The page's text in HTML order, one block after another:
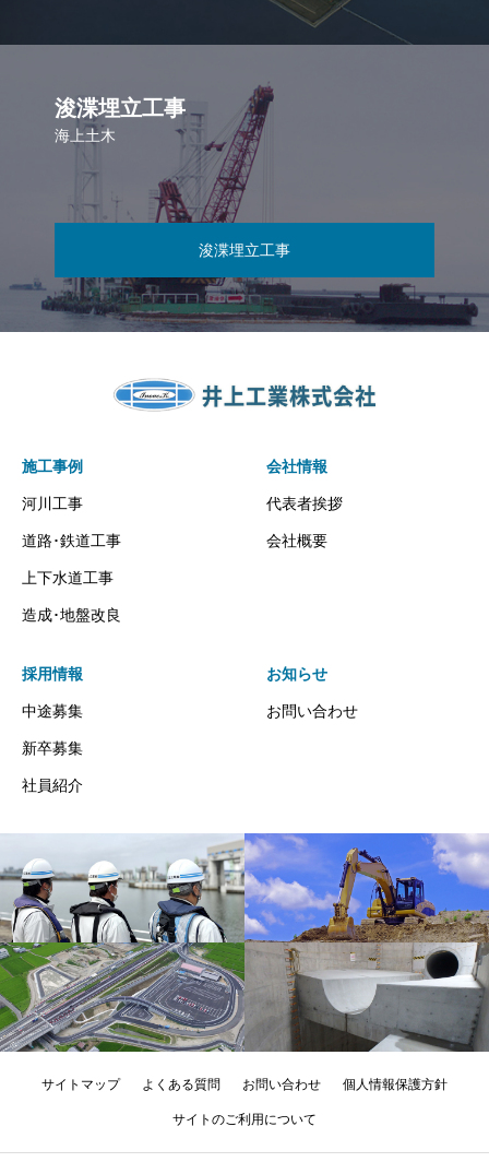
浚渫埋立工事
海上土木
浚渫埋立工事
施工事例
河川工事
道路･鉄道工事
上下水道工事
造成･地盤改良
会社情報
代表者挨拶
会社概要
採用情報
中途募集
新卒募集
社員紹介
お知らせ
お問い合わせ
サイトマップ よくある質問 お問い合わせ 個人情報保護方針
サイトのご利用について